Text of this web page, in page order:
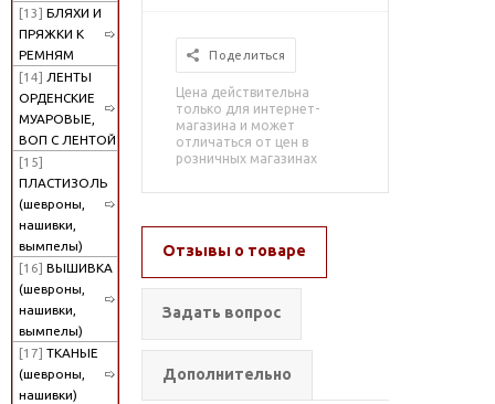
[13] БЛЯХИ И
ПРЯЖКИ К
РЕМНЯМ
[14] ЛЕНТЫ
ОРДЕНСКИЕ
МУАРОВЫЕ,
ВОП С ЛЕНТОЙ
[15]
ПЛАСТИЗОЛЬ
(шевроны,
нашивки,
вымпелы)
[16] ВЫШИВКА
(шевроны,
нашивки,
вымпелы)
[17] ТКАНЫЕ
(шевроны,
нашивки)
Поделиться
Цена действительна
только для интернет-
магазина и может
отличаться от цен в
розничных магазинах
Отзывы о товаре
Задать вопрос
Дополнительно